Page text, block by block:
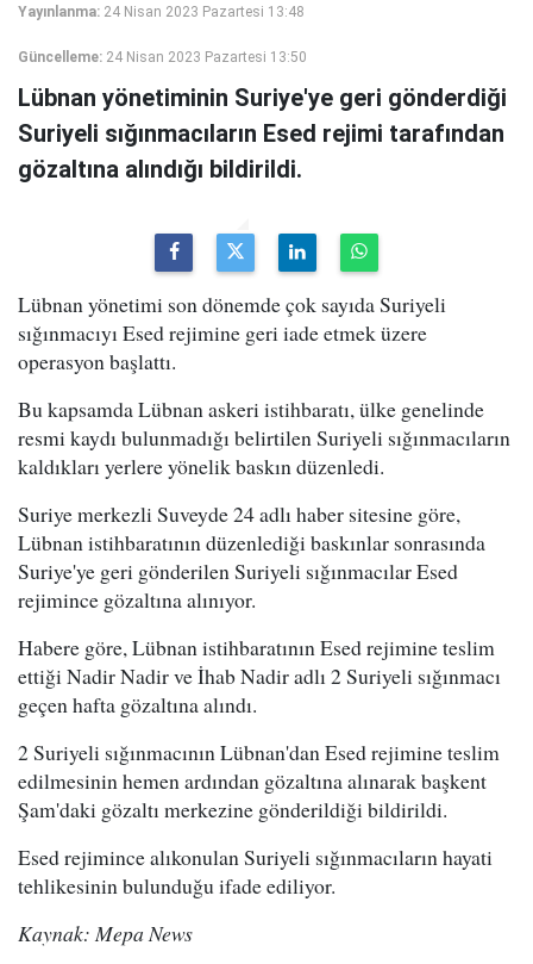
Yayınlanma: 24 Nisan 2023 Pazartesi 13:48
Güncelleme: 24 Nisan 2023 Pazartesi 13:50
Lübnan yönetiminin Suriye'ye geri gönderdiği
Suriyeli sığınmacıların Esed rejimi tarafından
gözaltına alındığı bildirildi.
Lübnan yönetimi son dönemde çok sayıda Suriyeli
sığınmacıyı Esed rejimine geri iade etmek üzere
operasyon başlattı.
Bu kapsamda Lübnan askeri istihbaratı, ülke genelinde
resmi kaydı bulunmadığı belirtilen Suriyeli sığınmacıların
kaldıkları yerlere yönelik baskın düzenledi.
Suriye merkezli Suveyde 24 adlı haber sitesine göre,
Lübnan istihbaratının düzenlediği baskınlar sonrasında
Suriye'ye geri gönderilen Suriyeli sığınmacılar Esed
rejimince gözaltına alınıyor.
Habere göre, Lübnan istihbaratının Esed rejimine teslim
ettiği Nadir Nadir ve İhab Nadir adlı 2 Suriyeli sığınmacı
geçen hafta gözaltına alındı.
2 Suriyeli sığınmacının Lübnan'dan Esed rejimine teslim
edilmesinin hemen ardından gözaltına alınarak başkent
Şam'daki gözaltı merkezine gönderildiği bildirildi.
Esed rejimince alıkonulan Suriyeli sığınmacıların hayati
tehlikesinin bulunduğu ifade ediliyor.
Kaynak: Mepa News